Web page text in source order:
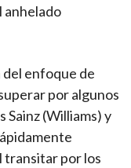
anhelado
del enfoque de
por algunos
Sainz (Williams) y
transitar por los